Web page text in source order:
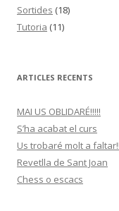
Sortides (18)
Tutoria (11)
ARTICLES RECENTS
MAI US OBLIDARÉ!!!!!
S’ha acabat el curs
Us trobaré molt a
Revetlla de Sant Joan
Chess o escacs